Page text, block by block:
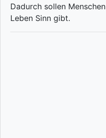
Dadurch sollen
Leben Sinn gibt.